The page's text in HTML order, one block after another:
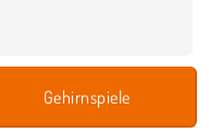
Gehirnspiele